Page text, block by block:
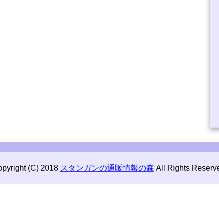
(C) 2018 スタンガンの通販情報の森 All Rights